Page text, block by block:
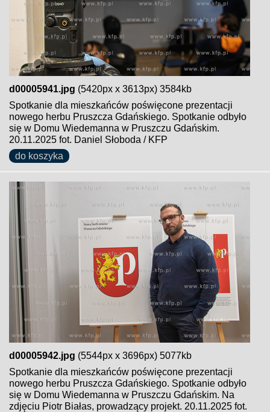
d00005941.jpg (5420px x 3613px) 3584kb
Spotkanie dla mieszkańców poświęcone prezentacji
nowego herbu Pruszcza Gdańskiego. Spotkanie odbyło
się w Domu Wiedemanna w Pruszczu Gdańskim.
20.11.2025 fot. Daniel Słoboda / KFP
do koszyka
d00005942.jpg (5544px x 3696px) 5077kb
Spotkanie dla mieszkańców poświęcone prezentacji
nowego herbu Pruszcza Gdańskiego. Spotkanie odbyło
się w Domu Wiedemanna w Pruszczu Gdańskim. Na
zdjęciu Piotr Białas, prowadzący projekt. 20.11.2025 fot.